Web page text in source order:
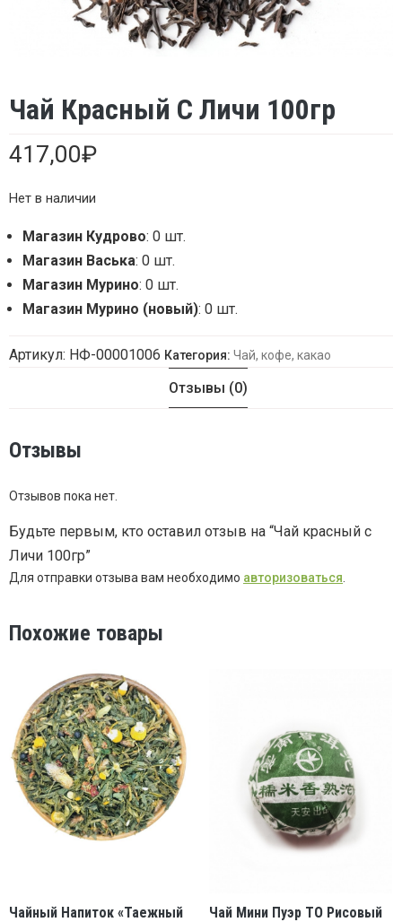
Чай Красный С Личи 100гр
417,00₽
Нет в наличии
Магазин Кудрово: 0 шт.
Магазин Васька: 0 шт.
Магазин Мурино: 0 шт.
Магазин Мурино (новый): 0 шт.
Артикул: НФ-00001006 Категория: Чай, кофе, какао
Отзывы (0)
Отзывы
Отзывов пока нет.
Будьте первым, кто оставил отзыв на “Чай красный с
Личи 100гр”
Для отправки отзыва вам необходимо авторизоваться
Похожие товары
Чайный Напиток «Таежный
Чай Мини Пуэр ТО Рисовый